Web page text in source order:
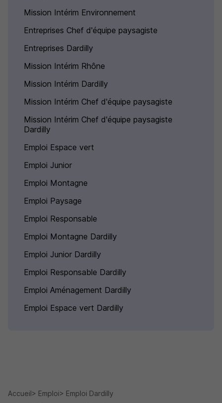
Mission Intérim Environnement
Entreprises Chef d'équipe paysagiste
Entreprises Dardilly
Mission Intérim Rhône
Mission Intérim Dardilly
Mission Intérim Chef d'équipe paysagiste
Mission Intérim Chef d'équipe paysagiste
Dardilly
Emploi Espace vert
Emploi Junior
Emploi Montagne
Emploi Paysage
Emploi Responsable
Emploi Montagne Dardilly
Emploi Junior Dardilly
Emploi Responsable Dardilly
Emploi Aménagement Dardilly
Emploi Espace vert Dardilly
Accueil Emploi
Emploi Dardilly